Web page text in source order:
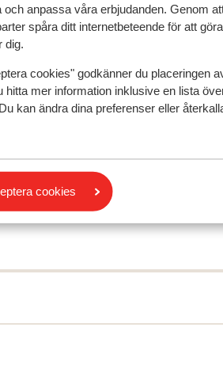
anpassa våra erbjudanden. Genom
spåra ditt internetbeteende för att
dig.
cookies" godkänner du placeringen
hitta mer information inklusive en lista
kan ändra dina preferenser eller
cookies
till pist ca 300 m